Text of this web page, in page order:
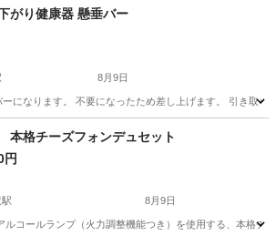
の他
がり健康器 懸垂バー
8月9日
になります。 不要になったため差し上げます。 引き取
生活雑貨 ぶら下がり健康器
格チーズフォンデュセット
円
8月9日
ルコールランプ（火力調整機能つき）を使用する、本格